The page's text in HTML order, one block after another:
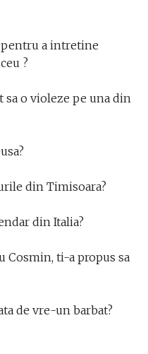
pentru a intretine
?
sa o violeze pe una din
din Timisoara?
din Italia?
Cosmin, ti-a propus sa
de vre-un barbat?